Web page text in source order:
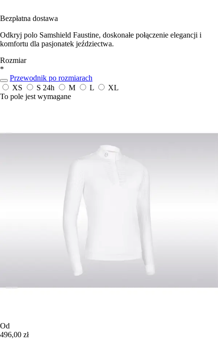
Bezpłatna dostawa
Odkryj polo Samshield Faustine, doskonałe połączenie elegancji i
komfortu dla pasjonatek jeździectwa.
Rozmiar
*
Przewodnik po rozmiarach
XS
S 24h M L
XL
To pole jest wymagane
Od
496,00 zł